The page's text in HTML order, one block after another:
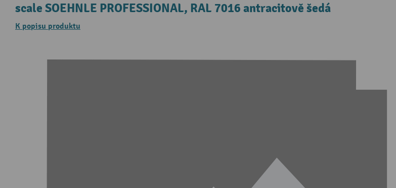
scale SOEHNLE PROFESSIONAL, RAL 7016 antracitově šedá
K popisu produktu